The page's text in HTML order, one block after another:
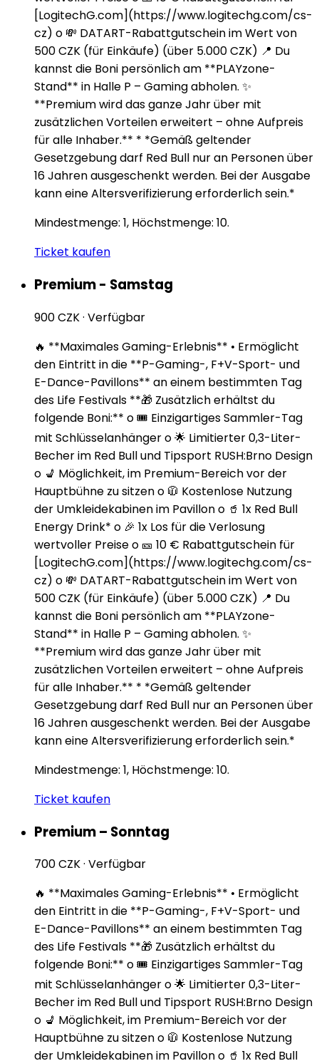
[LogitechG.com](https://www.logitechg.com/cs-
cz) o 💸 DATART-Rabattgutschein im Wert von
500 CZK (für Einkäufe) (über 5.000 CZK) 📍 Du
kannst die Boni persönlich am **PLAYzone-
Stand** in Halle P – Gaming abholen. ✨
**Premium wird das ganze Jahr über mit
zusätzlichen Vorteilen erweitert – ohne Aufpreis
für alle Inhaber.** * *Gemäß geltender
Gesetzgebung darf Red Bull nur an Personen über
16 Jahren ausgeschenkt werden. Bei der Ausgabe
kann eine Altersverifizierung erforderlich sein.*
Mindestmenge: 1, Höchstmenge: 10.
Ticket kaufen
Premium - Samstag
900 CZK· Verfügbar
🔥 **Maximales Gaming-Erlebnis** • Ermöglicht
den Eintritt in die **P-Gaming-, F+V-Sport- und
E-Dance-Pavillons** an einem bestimmten Tag
des Life Festivals **🎁 Zusätzlich erhältst du
folgende Boni:** o 🎟️ Einzigartiges Sammler-Tag
mit Schlüsselanhänger o 🌟 Limitierter 0,3-Liter-
Becher im Red Bull und Tipsport RUSH:Brno Design
o 💺 Möglichkeit, im Premium-Bereich vor der
Hauptbühne zu sitzen o 🧥 Kostenlose Nutzung
der Umkleidekabinen im Pavillon o 🥤 1x Red Bull
Energy Drink* o 🎉 1x Los für die Verlosung
wertvoller Preise o 🎫 10 € Rabattgutschein für
[LogitechG.com](https://www.logitechg.com/cs-
cz) o 💸 DATART-Rabattgutschein im Wert von
500 CZK (für Einkäufe) (über 5.000 CZK) 📍 Du
kannst die Boni persönlich am **PLAYzone-
Stand** in Halle P – Gaming abholen. ✨
**Premium wird das ganze Jahr über mit
zusätzlichen Vorteilen erweitert – ohne Aufpreis
für alle Inhaber.** * *Gemäß geltender
Gesetzgebung darf Red Bull nur an Personen über
16 Jahren ausgeschenkt werden. Bei der Ausgabe
kann eine Altersverifizierung erforderlich sein.*
Mindestmenge: 1, Höchstmenge: 10.
Ticket kaufen
Premium – Sonntag
700 CZK· Verfügbar
🔥 **Maximales Gaming-Erlebnis** • Ermöglicht
den Eintritt in die **P-Gaming-, F+V-Sport- und
E-Dance-Pavillons** an einem bestimmten Tag
des Life Festivals **🎁 Zusätzlich erhältst du
folgende Boni:** o 🎟️ Einzigartiges Sammler-Tag
mit Schlüsselanhänger o 🌟 Limitierter 0,3-Liter-
Becher im Red Bull und Tipsport RUSH:Brno Design
o 💺 Möglichkeit, im Premium-Bereich vor der
Hauptbühne zu sitzen o 🧥 Kostenlose Nutzung
der Umkleidekabinen im Pavillon o 🥤 1x Red Bull